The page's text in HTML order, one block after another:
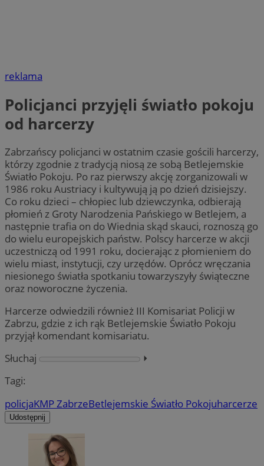
reklama
Policjanci przyjęli światło pokoju
od harcerzy
Zabrzańscy policjanci w ostatnim czasie gościli harcerzy,
którzy zgodnie z tradycją niosą ze sobą Betlejemskie
Światło Pokoju. Po raz pierwszy akcję zorganizowali w
1986 roku Austriacy i kultywują ją po dzień dzisiejszy.
Co roku dzieci – chłopiec lub dziewczynka, odbierają
płomień z Groty Narodzenia Pańskiego w Betlejem, a
następnie trafia on do Wiednia skąd skauci, roznoszą go
do wielu europejskich państw. Polscy harcerze w akcji
uczestniczą od 1991 roku, docierając z płomieniem do
wielu miast, instytucji, czy urzędów. Oprócz wręczania
niesionego światła spotkaniu towarzyszyły świąteczne
oraz noworoczne życzenia.
Harcerze odwiedzili również III Komisariat Policji w
Zabrzu, gdzie z ich rąk Betlejemskie Światło Pokoju
przyjął komendant komisariatu.
Słuchaj
⏵︎
Tagi:
policjaKMP ZabrzeBetlejemskie Światło Pokojuharcerze
Udostępnij